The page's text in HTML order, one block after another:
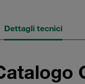
Dettagli tecnici